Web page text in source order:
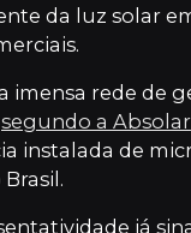
da luz solar
imensa rede de
segundo a Absolar
instalada de
já